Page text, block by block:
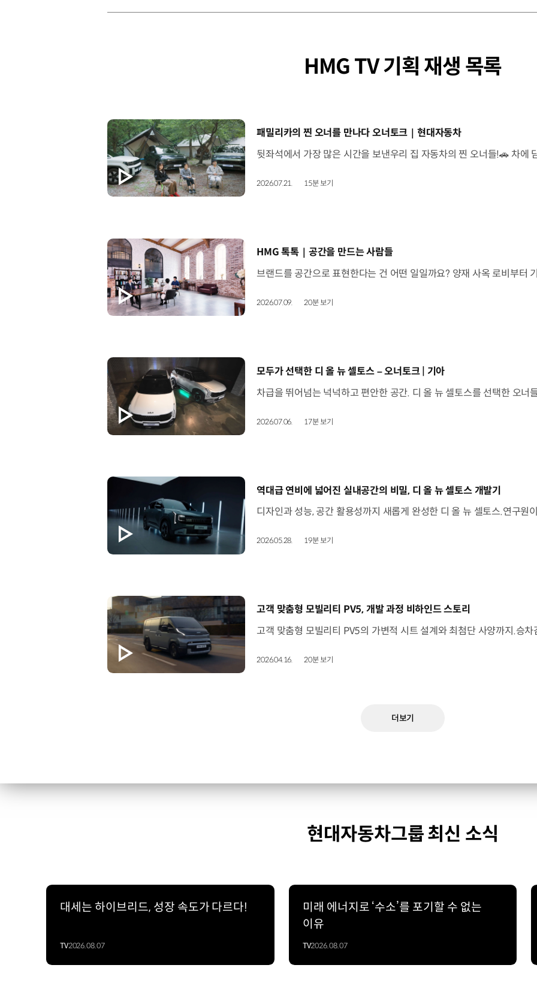
HMG TV 기획 재생 목록
[동영상]
패밀리카의 찐 오너를 만나다 오너토크｜현대자동차
2026.07.21. 15분 보기
[동영상]
HMG 톡톡｜공간을 만드는 사람들
2026.07.09. 20분 보기
[동영상]
모두가 선택한 디 올 뉴 셀토스 – 오너토크 | 기아
2026.07.06. 17분 보기
[동영상]
역대급 연비에 넓어진 실내공간의 비밀, 디 올 뉴 셀토스 개발기
2026.05.28. 19분 보기
[동영상]
고객 맞춤형 모빌리티 PV5, 개발 과정 비하인드 스토리
2026.04.16. 20분 보기
더보기
현대자동차그룹 최신 소식
대세는 하이브리드, 성장 속도가 다르다!
TV2026.08.07
미래 에너지로 ‘수소’를 포기할 수 없는
이유
TV2026.08.07